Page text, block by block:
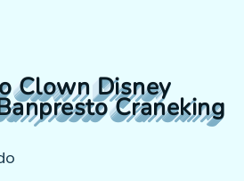
Clown Disney
Craneking